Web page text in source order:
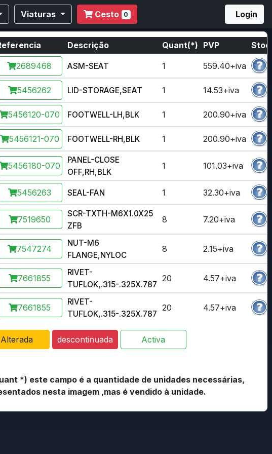
Viaturas Cesto 0 Login
Descrição Quant(*) PVP
2689468 ASM-SEAT 1 559.40+iva
5456262 LID-STORAGE,SEAT 1 14.53+iva
5456120-070 FOOTWELL-LH,BLK 1 200.90+iva
5456121-070 FOOTWELL-RH,BLK 1 200.90+iva
5456180-070
PANEL-CLOSE
OFF,RH,BLK
1 101.03+iva
5456263 SEAL-FAN 1 32.30+iva
7519650
SCR-TXTH-M6X1.0X25
ZFB
8 7.20+iva
7547274
NUT-M6
FLANGE,NYLOC
8 2.15+iva
7661855
RIVET-
TUFLOK,.315-.325X.787
20 4.57+iva
7661855
RIVET-
TUFLOK,.315-.325X.787
20 4.57+iva
Alterada descontinuada Activa
*) este campo é a quantidade de unidades necessárias,
nesta imagem ,mas é vendido à unidade.